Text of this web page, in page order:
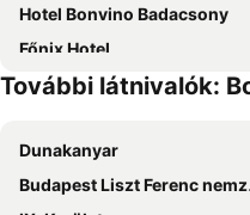
Hotel Bonvino Badacsony
Főnix Hotel
Solaris Hotel
Partvilla Balatonboglar
BF Hotel
További látnivalók:
Dunakanyar
Budapest Liszt Ferenc nemzetközi repülőtér